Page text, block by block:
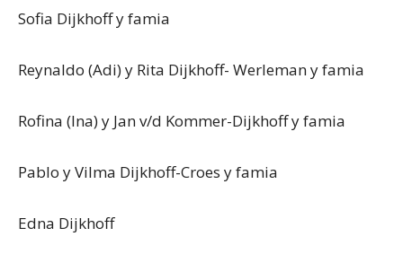
Sofia Dijkhoff y famia
Reynaldo (Adi) y Rita Dijkhoff- Werleman y famia
Rofina (Ina) y Jan v/d Kommer-Dijkhoff y famia
Pablo y Vilma Dijkhoff-Croes y famia
Edna Dijkhoff